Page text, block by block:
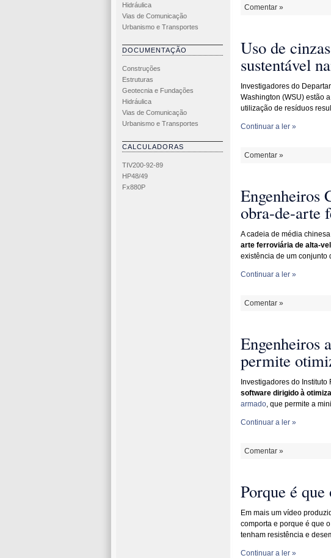
Hidráulica
Vias de Comunicação
Urbanismo e Transportes
DOCUMENTAÇÃO
Construções
Estruturas
Geotecnia e Fundações
Hidráulica
Vias de Comunicação
Urbanismo e Transportes
CALCULADORAS
TIV200-92-89
HP48/49
Fx880P
Comentar »
Uso de
sustentável
Investigadores do
Washington (WSU) estão
utilização de resíduos
Continuar a ler »
Comentar »
Engenheiros
obra-de-arte
A cadeia de média
arte ferroviária de alta-
existência de um conjunto
Continuar a ler »
Comentar »
Engenheiros
permite
Investigadores do
software dirigido à
armado, que permite a
Continuar a ler »
Comentar »
Porque é
Em mais um vídeo
comporta e porque é que o
tenham resistência e
Continuar a ler »